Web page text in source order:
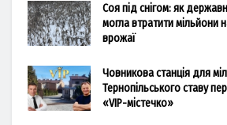
Соя під снігом: як
могла втратити мільйони
врожаї
Човникова станція для
Тернопільського ставу
«VIP-містечко»